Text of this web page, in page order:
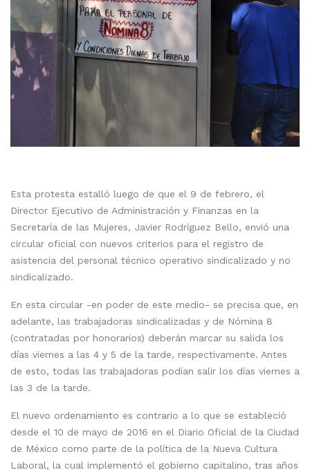
Esta protesta estalló luego de que el 9 de febrero, el
Director Ejecutivo de Administración y Finanzas en la
Secretaría de las Mujeres, Javier Rodríguez Bello, envió una
circular oficial con nuevos criterios para el registro de
asistencia del personal técnico operativo sindicalizado y no
sindicalizado.
En esta circular -en poder de este medio- se precisa que, en
adelante, las trabajadoras sindicalizadas y de Nómina 8
(contratadas por honorarios) deberán marcar su salida los
días viernes a las 4 y 5 de la tarde, respectivamente. Antes
de esto, todas las trabajadoras podían salir los días viernes a
las 3 de la tarde.
El nuevo ordenamiento es contrario a lo que se estableció
desde el 10 de mayo de 2016 en el Diario Oficial de la Ciudad
de México como parte de la política de la Nueva Cultura
Laboral, la cual implementó el gobierno capitalino, tras años